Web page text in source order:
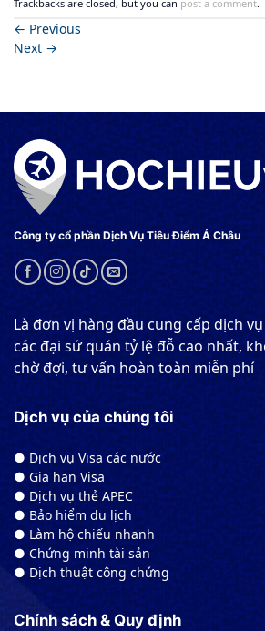
Trackbacks are closed, but you can post a comment.
← Previous
Next →
Công ty cổ phần Dịch Vụ Tiêu Điểm Á Châu
Là đơn vị hàng đầu cung cấp dịch
các đại sứ quán tỷ lệ đỗ cao nhất,
chờ đợi, tư vấn hoàn toàn miễn phí
Dịch vụ của chúng tôi
● Dịch vụ Visa các nước
● Gia hạn Visa
● Dịch vụ thẻ APEC
● Bảo hiểm du lịch
● Làm hộ chiếu nhanh
● Chứng minh tài sản
● Dịch thuật công chứng
Chính sách & Quy định